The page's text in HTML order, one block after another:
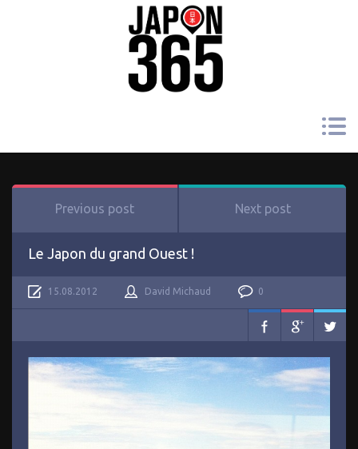
Previous post Next post
Le Japon du grand Ouest !
15.08.2012 David Michaud 0